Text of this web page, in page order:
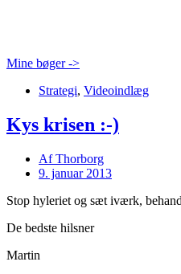
Mine bøger ->
Strategi, Videoindlæg
Kys krisen :-)
AfThorborg
9. januar 2013
Stop hyleriet og sæt iværk,
De bedste hilsner
Martin